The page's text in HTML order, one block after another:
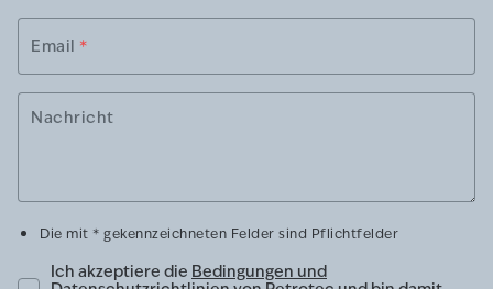
Email *
Nachricht
Die mit * gekennzeichneten Felder sind Pflichtfelder
Ich akzeptiere die Bedingungen und